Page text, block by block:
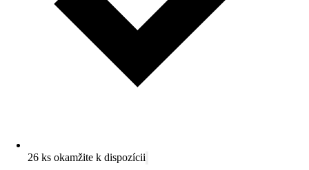
26 ks okamžite k dispozícii